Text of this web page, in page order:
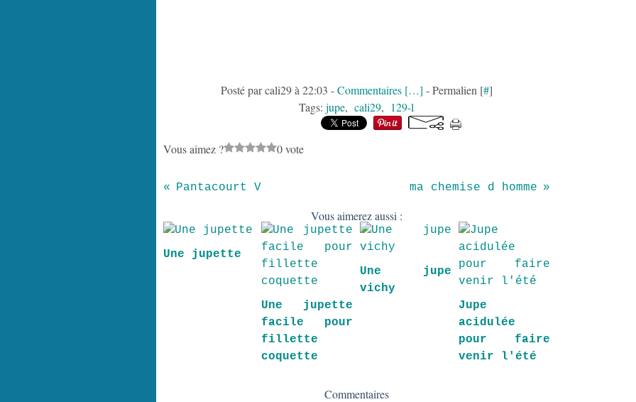
Posté par cali29 à 22:03 -Commentaires […] - Permalien [#]
Tags: jupe, cali29, 129-l
Vous aimez ? 0 vote
Pantacourt V ma chemise d homme
Vous aimerez aussi :
Une jupette
Une jupette
facile pour
fillette
coquette
Une jupe
vichy
Jupe
acidulée
pour faire
venir l'été
Commentaires